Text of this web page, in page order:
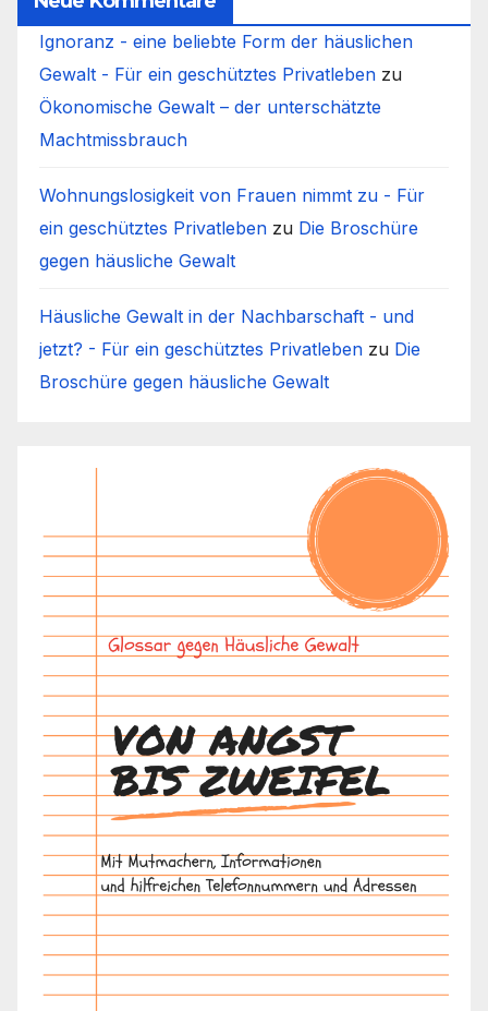
Ignoranz - eine beliebte Form der häuslichen
Gewalt - Für ein geschütztes Privatleben zu
Ökonomische Gewalt – der unterschätzte
Machtmissbrauch
Wohnungslosigkeit von Frauen nimmt zu - Für
ein geschütztes Privatleben zu Die Broschüre
gegen häusliche Gewalt
Häusliche Gewalt in der Nachbarschaft - und
jetzt? - Für ein geschütztes Privatleben zu Die
Broschüre gegen häusliche Gewalt